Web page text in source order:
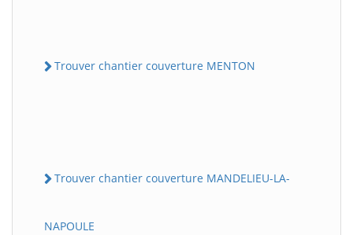
Trouver chantier couverture MENTON
Trouver chantier couverture MANDELIEU-LA-
NAPOULE